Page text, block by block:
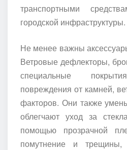
транспортными
городской инфраструктуры.
Не менее важны
Ветровые дефлекторы,
специальные
повреждения от камней,
факторов. Они также
облегчают уход за
помощью прозрачной
помутнение и трещины,